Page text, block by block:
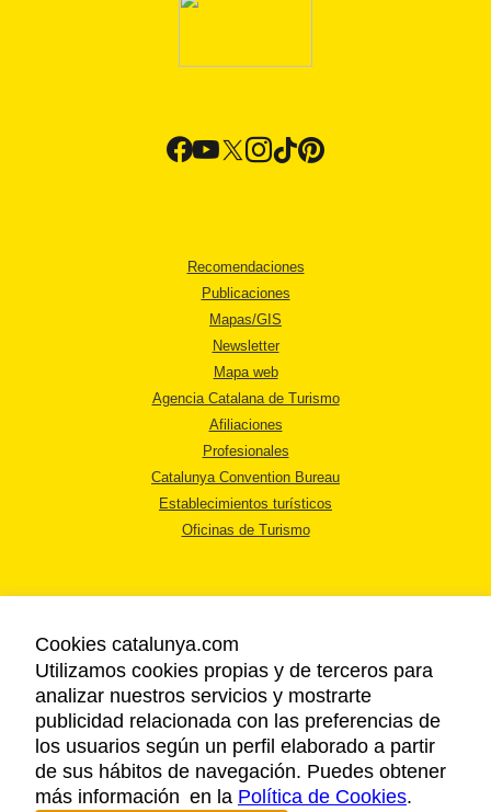
Recomendaciones
Publicaciones
Mapas/GIS
Newsletter
Mapa web
Agencia Catalana de Turismo
Afiliaciones
Profesionales
Catalunya Convention Bureau
Establecimientos turísticos
Oficinas de Turismo
AVISO LEGAL
POLÍTICA DE PRIVACIDAD
COOKIES
ACCESSIBILIDAD
Cookies catalunya.com
Utilizamos cookies propias y de terceros para
analizar nuestros servicios y mostrarte
publicidad relacionada con las preferencias de
los usuarios según un perfil elaborado a partir
de sus hábitos de navegación. Puedes obtener
más información en la Política de Cookies.